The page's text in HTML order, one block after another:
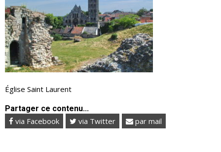
Église Saint Laurent
Partager ce contenu...
via Facebook via Twitter par mail